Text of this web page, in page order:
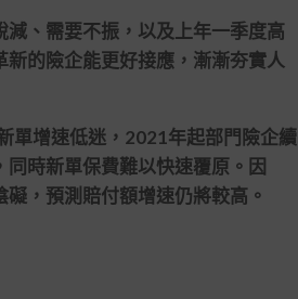
、需要不振，以及上年一季度高
的險企能更好接應，漸漸夯實人
增速低迷，2021年起部門險企續
時新單保費難以快速覆原。因
，預測賠付額增速仍將較高。